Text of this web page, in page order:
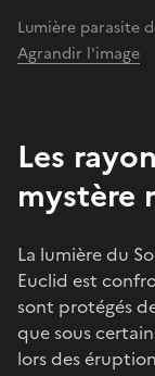
Lumière parasite
Agrandir l'image
Les
mystère
La lumière du
Euclid est
sont protégés
que sous
lors des